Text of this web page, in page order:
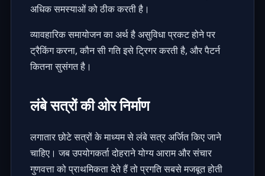
अधिक समस्याओं को ठीक करती है।
व्यावहारिक समायोजन का अर्थ है असुविधा प्रकट होने पर
ट्रैकिंग करना, कौन सी गति इसे ट्रिगर करती है, और पैटर्न
कितना सुसंगत है।
लंबे सत्रों की ओर निर्माण
लगातार छोटे सत्रों के माध्यम से लंबे सत्र अर्जित किए जाने
चाहिए। जब उपयोगकर्ता दोहराने योग्य आराम और संचार
गुणवत्ता को प्राथमिकता देते हैं तो प्रगति सबसे मजबूत होती